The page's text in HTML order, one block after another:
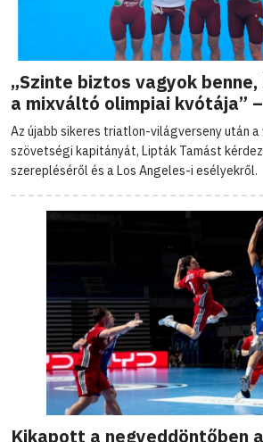
„Szinte biztos vagyok
a mixváltó olimpiai kvótája”
Az újabb sikeres triatlon-világverseny után
szövetségi kapitányát, Lipták Tamást
szerepléséről és a Los Angeles-i esélyekről.
Kikapott a negyeddöntőben